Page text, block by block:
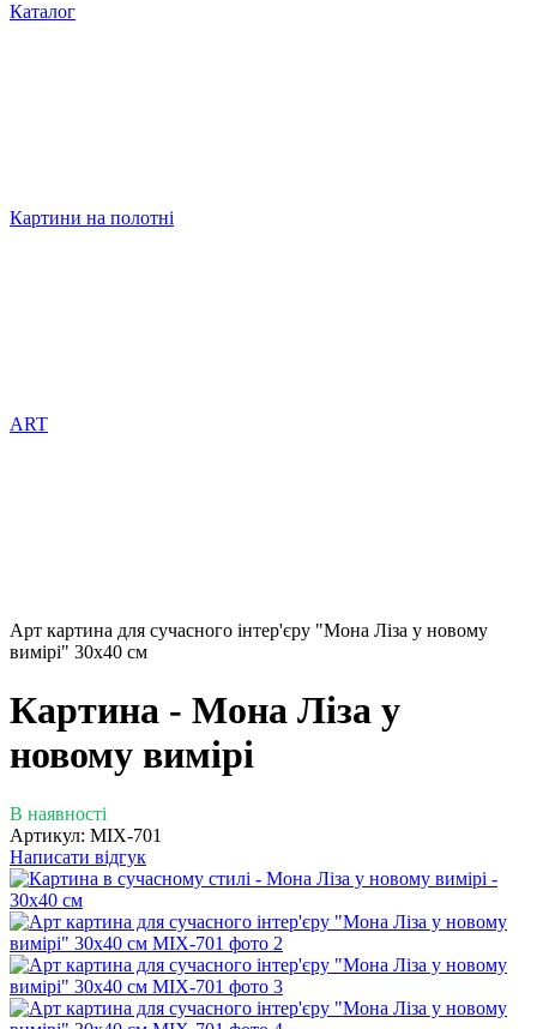
Каталог
Картини на полотні
ART
Арт картина для сучасного інтер'єру "Мона Ліза у новому
вимірі" 30х40 см
Картина - Мона Ліза у
новому вимірі
В наявності
Артикул: MIX-701
Написати відгук